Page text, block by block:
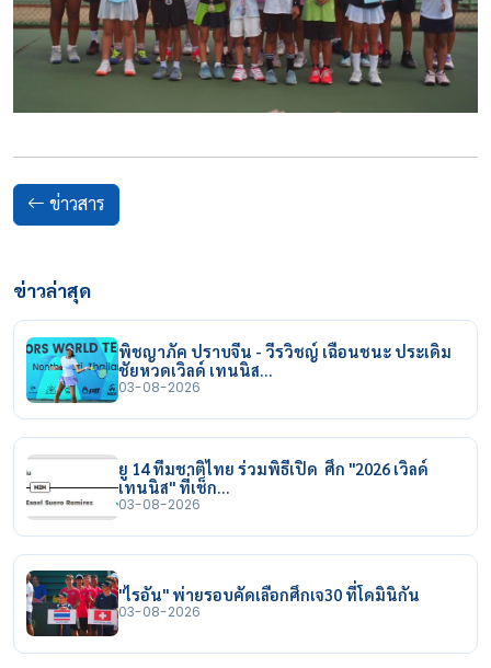
ข่าวสาร
ข่าวล่าสุด
พิชญาภัค ปราบจีน - วีรวิชญ์ เฉือนชนะ ประเดิม
ชัยหวดเวิลด์ เทนนิส…
03-08-2026
ยู 14 ทีมชาติไทย ร่วมพิธีเปิด ศึก "2026 เวิลด์
เทนนิส" ที่เช็ก…
03-08-2026
"ไรอัน" พ่ายรอบคัดเลือกศึกเจ30 ที่โดมินิกัน
03-08-2026